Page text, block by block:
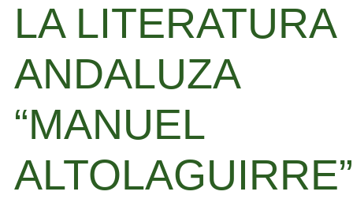
LA LITERATURA
ANDALUZA
“MANUEL
ALTOLAGUIRRE”